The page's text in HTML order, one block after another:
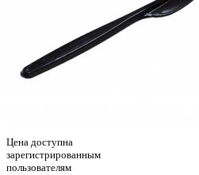
Цена доступна
зарегистрированным
пользователям